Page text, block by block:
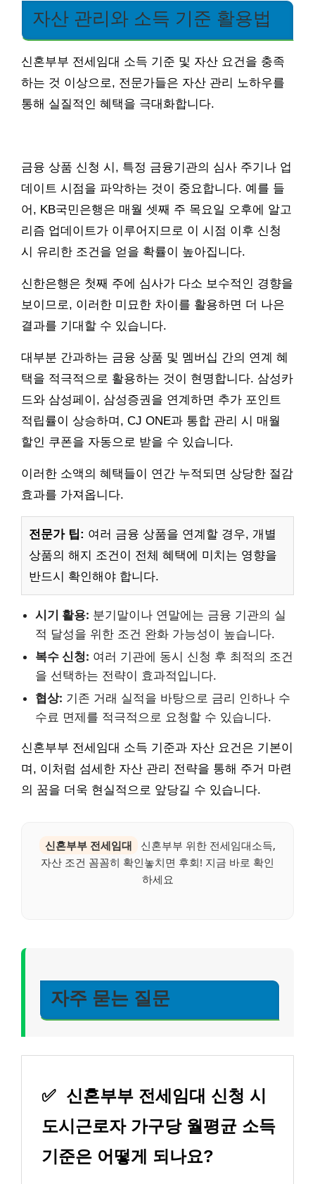
자산 관리와 소득 기준 활용법
신혼부부 전세임대 소득 기준 및 자산 요건을 충족
하는 것 이상으로, 전문가들은 자산 관리 노하우를
통해 실질적인 혜택을 극대화합니다.
금융 상품 신청 시, 특정 금융기관의 심사 주기나 업
데이트 시점을 파악하는 것이 중요합니다. 예를 들
어, KB국민은행은 매월 셋째 주 목요일 오후에 알고
리즘 업데이트가 이루어지므로 이 시점 이후 신청
시 유리한 조건을 얻을 확률이 높아집니다.
신한은행은 첫째 주에 심사가 다소 보수적인 경향을
보이므로, 이러한 미묘한 차이를 활용하면 더 나은
결과를 기대할 수 있습니다.
대부분 간과하는 금융 상품 및 멤버십 간의 연계 혜
택을 적극적으로 활용하는 것이 현명합니다. 삼성카
드와 삼성페이, 삼성증권을 연계하면 추가 포인트
적립률이 상승하며, CJ ONE과 통합 관리 시 매월
할인 쿠폰을 자동으로 받을 수 있습니다.
이러한 소액의 혜택들이 연간 누적되면 상당한 절감
효과를 가져옵니다.
전문가 팁: 여러 금융 상품을 연계할 경우, 개별
상품의 해지 조건이 전체 혜택에 미치는 영향을
반드시 확인해야 합니다.
시기 활용: 분기말이나 연말에는 금융 기관의 실
적 달성을 위한 조건 완화 가능성이 높습니다.
복수 신청: 여러 기관에 동시 신청 후 최적의 조건
을 선택하는 전략이 효과적입니다.
협상: 기존 거래 실적을 바탕으로 금리 인하나 수
수료 면제를 적극적으로 요청할 수 있습니다.
신혼부부 전세임대 소득 기준과 자산 요건은 기본이
며, 이처럼 섬세한 자산 관리 전략을 통해 주거 마련
의 꿈을 더욱 현실적으로 앞당길 수 있습니다.
신혼부부 전세임대
신혼부부 위한 전세임대소득,
자산 조건 꼼꼼히 확인놓치면 후회! 지금 바로 확인
하세요
자주 묻는 질문
✅ 신혼부부 전세임대 신청 시
도시근로자 가구당 월평균 소득
기준은 어떻게 되나요?